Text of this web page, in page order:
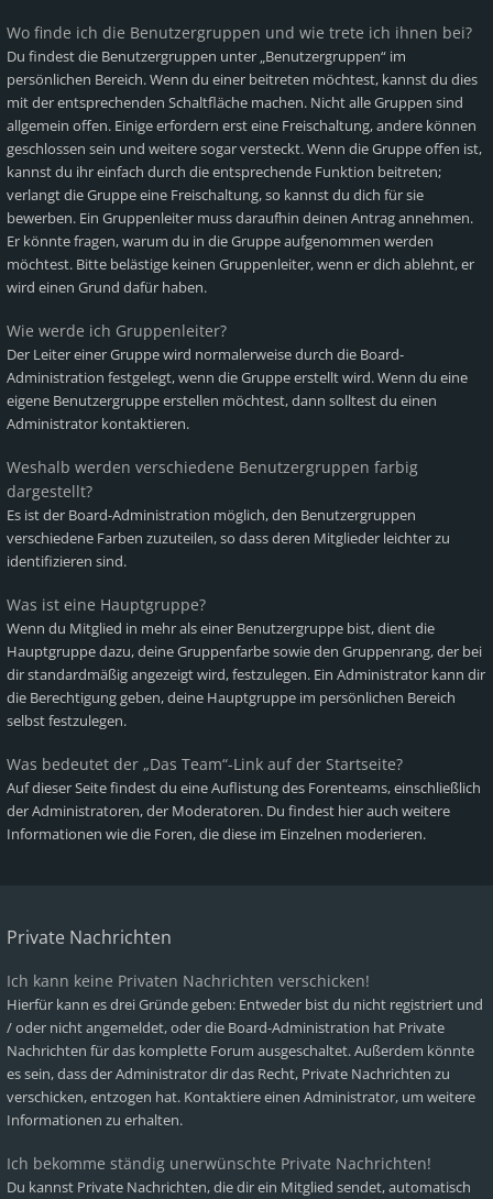
Wo finde ich die Benutzergruppen und wie trete ich ihnen bei?
Du findest die Benutzergruppen unter „Benutzergruppen“ im
persönlichen Bereich. Wenn du einer beitreten möchtest, kannst du dies
mit der entsprechenden Schaltfläche machen. Nicht alle Gruppen sind
allgemein offen. Einige erfordern erst eine Freischaltung, andere können
geschlossen sein und weitere sogar versteckt. Wenn die Gruppe offen ist,
kannst du ihr einfach durch die entsprechende Funktion beitreten;
verlangt die Gruppe eine Freischaltung, so kannst du dich für sie
bewerben. Ein Gruppenleiter muss daraufhin deinen Antrag annehmen.
Er könnte fragen, warum du in die Gruppe aufgenommen werden
möchtest. Bitte belästige keinen Gruppenleiter, wenn er dich ablehnt, er
wird einen Grund dafür haben.
Wie werde ich Gruppenleiter?
Der Leiter einer Gruppe wird normalerweise durch die Board-
Administration festgelegt, wenn die Gruppe erstellt wird. Wenn du eine
eigene Benutzergruppe erstellen möchtest, dann solltest du einen
Administrator kontaktieren.
Weshalb werden verschiedene Benutzergruppen farbig
dargestellt?
Es ist der Board-Administration möglich, den Benutzergruppen
verschiedene Farben zuzuteilen, so dass deren Mitglieder leichter zu
identifizieren sind.
Was ist eine Hauptgruppe?
Wenn du Mitglied in mehr als einer Benutzergruppe bist, dient die
Hauptgruppe dazu, deine Gruppenfarbe sowie den Gruppenrang, der bei
dir standardmäßig angezeigt wird, festzulegen. Ein Administrator kann dir
die Berechtigung geben, deine Hauptgruppe im persönlichen Bereich
selbst festzulegen.
Was bedeutet der „Das Team“-Link auf der Startseite?
Auf dieser Seite findest du eine Auflistung des Forenteams, einschließlich
der Administratoren, der Moderatoren. Du findest hier auch weitere
Informationen wie die Foren, die diese im Einzelnen moderieren.
Private Nachrichten
Ich kann keine Privaten Nachrichten verschicken!
Hierfür kann es drei Gründe geben: Entweder bist du nicht registriert und
/ oder nicht angemeldet, oder die Board-Administration hat Private
Nachrichten für das komplette Forum ausgeschaltet. Außerdem könnte
es sein, dass der Administrator dir das Recht, Private Nachrichten zu
verschicken, entzogen hat. Kontaktiere einen Administrator, um weitere
Informationen zu erhalten.
Ich bekomme ständig unerwünschte Private Nachrichten!
Du kannst Private Nachrichten, die dir ein Mitglied sendet, automatisch